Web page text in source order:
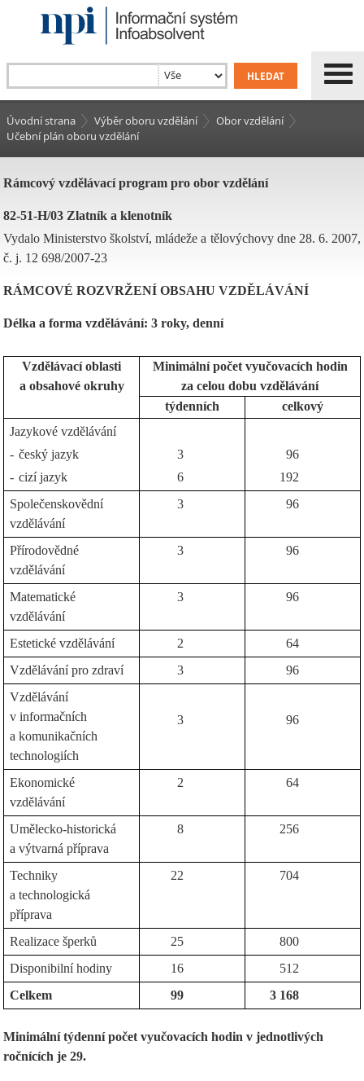
Úvodní strana Výběr oboru vzdělání
Obor vzdělání
Učební plán oboru vzdělání
Rámcový vzdělávací program pro obor vzdělání
82-51-H/03 Zlatník a klenotník
Vydalo Ministerstvo školství, mládeže a tělovýchovy dne 28. 6. 2007,
č. j. 12 698/2007-23
RÁMCOVÉ ROZVRŽENÍ OBSAHU VZDĚLÁVÁNÍ
Délka a forma vzdělávání: 3 roky, denní
Vzdělávací oblasti
a obsahové okruhy
Minimální počet vyučovacích hodin
za celou dobu vzdělávání
týdenních
celkový
Jazykové vzdělávání
- český jazyk
- cizí jazyk
3
6
96
192
Společenskovědní
vzdělávání
3 96
Přírodovědné
vzdělávání
3 96
Matematické
vzdělávání
3 96
Estetické vzdělávání 2
64
Vzdělávání pro zdraví
3
96
Vzdělávání
v informačních
a komunikačních
technologiích
3 96
Ekonomické
vzdělávání
2 64
Umělecko-historická
a výtvarná příprava
8 256
Techniky
a technologická
příprava
22 704
Realizace šperků 25
800
Disponibilní hodiny
16
512
Celkem
99 3 168
Minimální týdenní počet vyučovacích hodin v jednotlivých
ročnících je 29.